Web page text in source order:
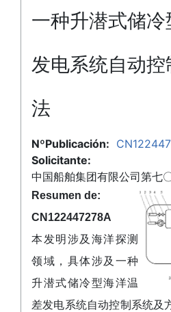
一种升潜式储
发电系统自动
法
NºPublicación:
Solicitante:
中国船舶集团有限公司第七
Resumen de:
CN122447278A
本发明涉及海洋探测
领域，具体涉及一种
升潜式储冷型海洋温
差发电系统自动控制系统及